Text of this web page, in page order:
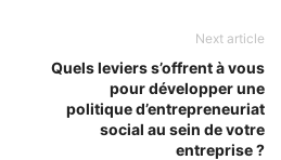
Next article
Quels leviers s’offrent à vous
pour développer une
politique d’entrepreneuriat
social au sein de votre
entreprise ?